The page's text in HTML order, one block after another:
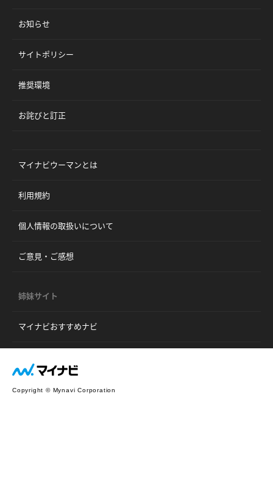
お知らせ
サイトポリシー
推奨環境
お詫びと訂正
マイナビウーマンとは
利用規約
個人情報の取扱いについて
ご意見・ご感想
姉妹サイト
マイナビおすすめナビ
Copyright © Mynavi Corporation